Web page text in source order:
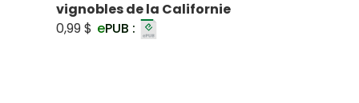
vignobles de la Californie
0,99 $ ePUB :